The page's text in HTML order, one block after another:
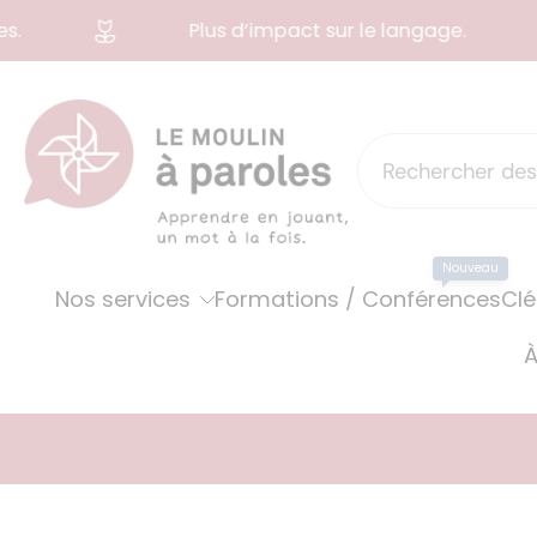
au
contenu
Plus d’impact sur le langage.
Nos services Formations / Conférences
Nouveau